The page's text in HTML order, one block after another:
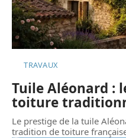
TRAVAUX
Tuile Aléonard :
toiture
Le prestige de la tuile
tradition de toiture